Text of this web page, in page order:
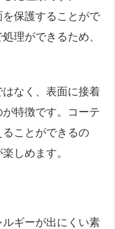
保護することがで
理ができるため、
なく、表面に接着
特徴です。コーテ
ことができるの
しめます。
ギーが出にくい素